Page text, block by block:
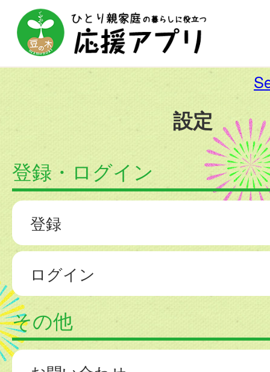
設定
登録・ログイン
登録
ログイン
その他